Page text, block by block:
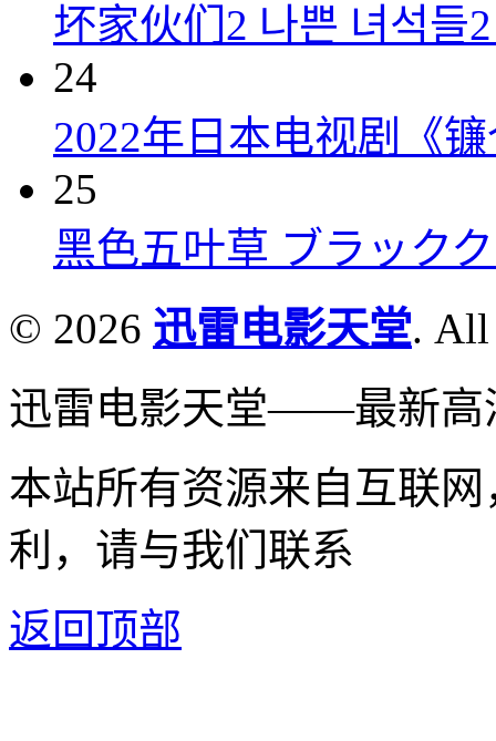
坏家伙们2 나쁜 녀석들
24
2022年日本电视剧《
25
黑色五叶草 ブラック
© 2026 迅雷电影天堂. All
迅雷电影天堂——最新高
本站所有资源来自互联
利，请与我们联系
返回顶部